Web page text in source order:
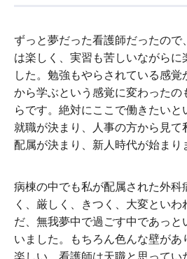
ずっと夢だった看護師だったので
は楽しく、実習も苦しいながらに
した。勉強もやらされている感覚
から学ぶという感覚に変わったの
らです。絶対にここで働きたいと
就職が決まり、人事の方から見て
配属が決まり、新人時代が始まり
病棟の中でも私が配属された外科
く、厳しく、きつく、大変といわ
だ、無我夢中で過ごす中であっと
いました。もちろん色んな壁があ